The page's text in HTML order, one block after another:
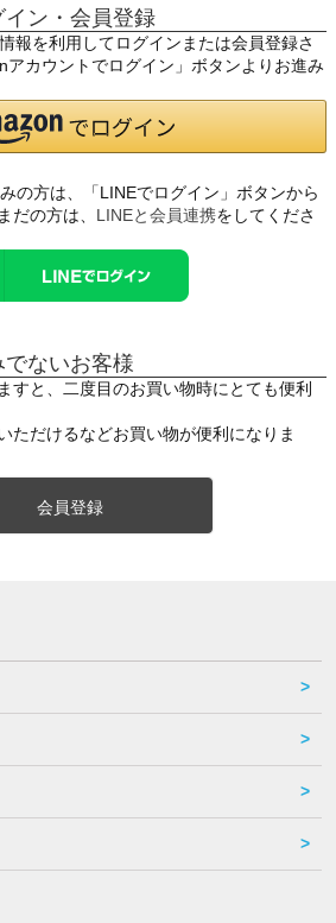
ン・会員登録
報を利用してログインまたは会員登録さ
カウントでログイン」ボタンよりお進み
の方は、「LINEでログイン」ボタンから
だの方は、 LINEと会員連携をしてくださ
ないお客様
すと、二度目のお買い物時にとても便利
ただけるなどお買い物が便利になりま
会員登録